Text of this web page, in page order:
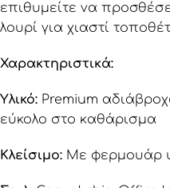
επιθυμείτε να
λουρί για χιαστί
Χαρακτηριστικά:
Υλικό: Premium
εύκολο στο καθάρισμα
Κλείσιμο: Με φερμουάρ